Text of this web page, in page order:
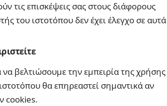
τις επισκέψεις σας στους διάφορους
του ιστοτόπου δεν έχει έλεγχο σε
βελτιώσουμε την εμπειρία της
θα επηρεαστεί σημαντικά αν
cookies.